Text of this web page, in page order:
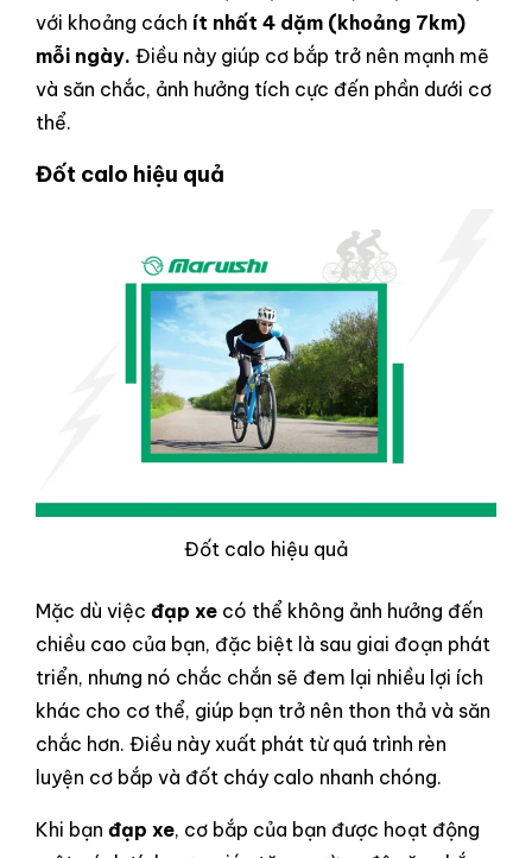
với khoảng cách ít nhất 4 dặm (khoảng 7km)
mỗi ngày. Điều này giúp cơ bắp trở nên mạnh mẽ
và săn chắc, ảnh hưởng tích cực đến phần dưới cơ
thể.
Đốt calo hiệu quả
Đốt calo hiệu quả
Mặc dù việc đạp xe có thể không ảnh hưởng đến
chiều cao của bạn, đặc biệt là sau giai đoạn phát
triển, nhưng nó chắc chắn sẽ đem lại nhiều lợi ích
khác cho cơ thể, giúp bạn trở nên thon thả và săn
chắc hơn. Điều này xuất phát từ quá trình rèn
luyện cơ bắp và đốt cháy calo nhanh chóng.
Khi bạn đạp xe, cơ bắp của bạn được hoạt động